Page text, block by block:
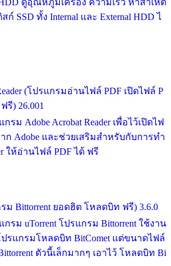
ดูอุณหภูมิเครื่อง ความเร็ว หาสาเหต
SSD ทั้ง Internal และ External HDD ไ
(โปรแกรมอ่านไฟล์ PDF เปิดไฟล์ P
รี) 26.001
ม Adobe Acrobat Reader เพื่อไว้เปิดไฟ
าก Adobe และช่วยเสริมสำหรับกับการทำ
ให้อ่านไฟล์ PDF ได้ ฟรี
รม Bittorrent ยอดฮิต โหลดบิท ฟรี) 3.6.0
รม uTorrent โปรแกรม Bittorrent ใช้งาน
รแกรมโหลดบิท BitComet แต่ขนาดไฟล์
ตัวนี้เล็กมากๆ เอาไว้ โหลดบิท Bi